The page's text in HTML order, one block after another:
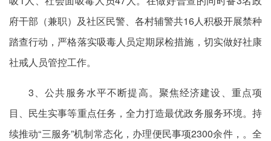
府干部（兼职）及社区民警、各村辅警共16人积极开展禁种
踏查行动，严格落实吸毒人员定期尿检措施，切实做好社康
社戒人员管控工作。
3、公共服务水平不断提高。聚焦经济建设、重点项
目、民生实事等重点任务，全力打造最优政务服务环境。持
续推动“三服务”机制常态化，办理便民事项2300余件，。全